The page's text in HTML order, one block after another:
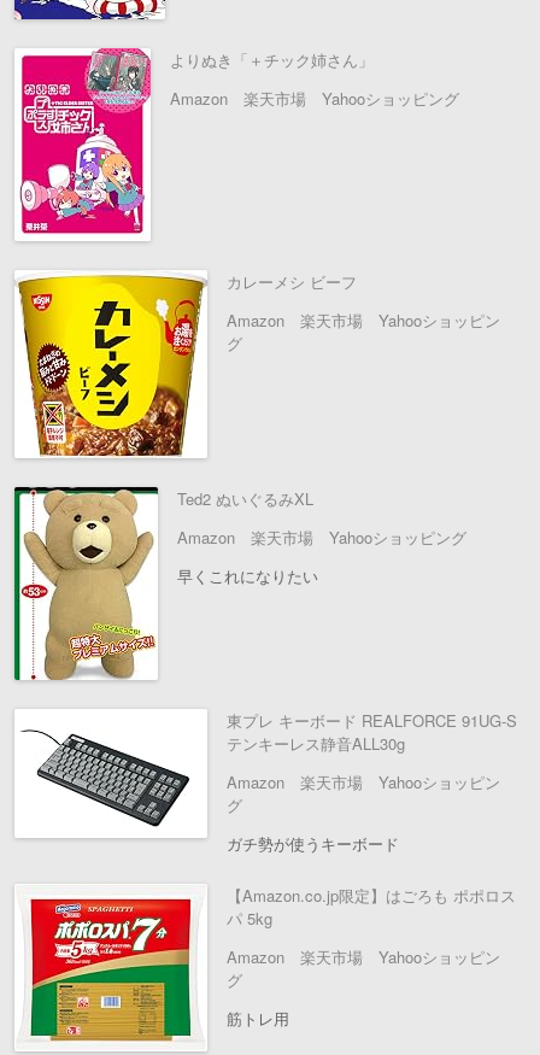
よりぬき「＋チック姉さん」
Amazon
楽天市場 Yahooショッピング
カレーメシ ビーフ
Amazon
楽天市場
Yahooショッピン
グ
Ted2 ぬいぐるみXL
Amazon
楽天市場
Yahooショッピング
早くこれになりたい
東プレ キーボード REALFORCE 91UG-S
テンキーレス静音ALL30g
Amazon
楽天市場
Yahooショッピン
グ
ガチ勢が使うキーボード
【Amazon.co.jp限定】はごろも ポポロス
パ 5kg
Amazon
楽天市場
Yahooショッピン
グ
筋トレ用